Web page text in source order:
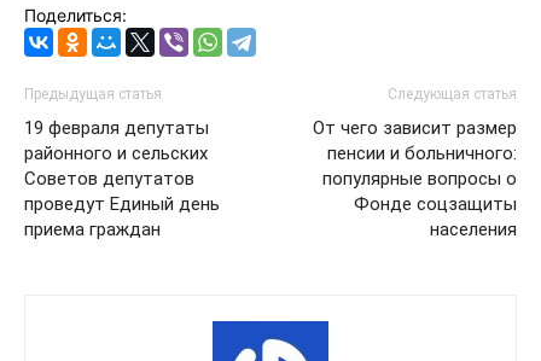
Поделиться:
Предыдущая статья
19 февраля депутаты
районного и сельских
Советов депутатов
проведут Единый день
приема граждан
Следующая статья
От чего зависит размер
пенсии и больничного:
популярные вопросы о
Фонде соцзащиты
населения